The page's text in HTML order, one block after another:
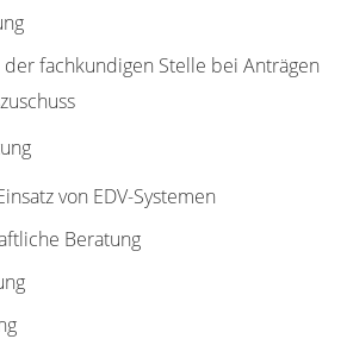
der fachkundigen Stelle bei Anträgen
von EDV-Systemen
Beratung